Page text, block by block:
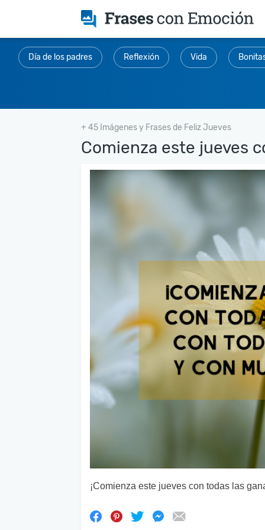
Día de los padres Reflexión Vida
+ 45 Imágenes y Frases de Feliz Jueves
Comienza este jueves
¡Comienza este jueves con todas las